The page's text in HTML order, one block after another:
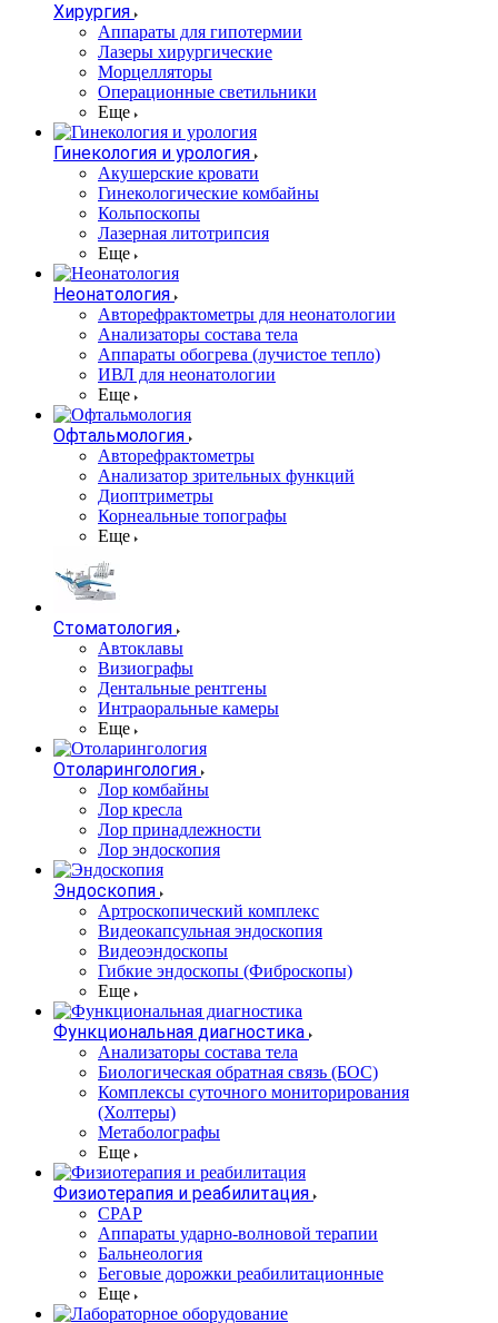
Хирургия
Аппараты для гипотермии
Лазеры хирургические
Морцелляторы
Операционные светильники
Еще
Гинекология и урология
Акушерские кровати
Гинекологические комбайны
Кольпоскопы
Лазерная литотрипсия
Еще
Неонатология
Авторефрактометры для неонатологии
Анализаторы состава тела
Аппараты обогрева (лучистое тепло)
ИВЛ для неонатологии
Еще
Офтальмология
Авторефрактометры
Анализатор зрительных функций
Диоптриметры
Корнеальные топографы
Еще
Стоматология
Автоклавы
Визиографы
Дентальные рентгены
Интраоральные камеры
Еще
Отоларингология
Лор комбайны
Лор кресла
Лор принадлежности
Лор эндоскопия
Эндоскопия
Артроскопический комплекс
Видеокапсульная эндоскопия
Видеоэндоскопы
Гибкие эндоскопы (Фиброcкопы)
Еще
Функциональная диагностика
Анализаторы состава тела
Биологическая обратная связь (БОС)
Комплексы суточного мониторирования
(Холтеры)
Метаболографы
Еще
Физиотерапия и реабилитация
CPAP
Аппараты ударно-волновой терапии
Бальнеология
Беговые дорожки реабилитационные
Еще